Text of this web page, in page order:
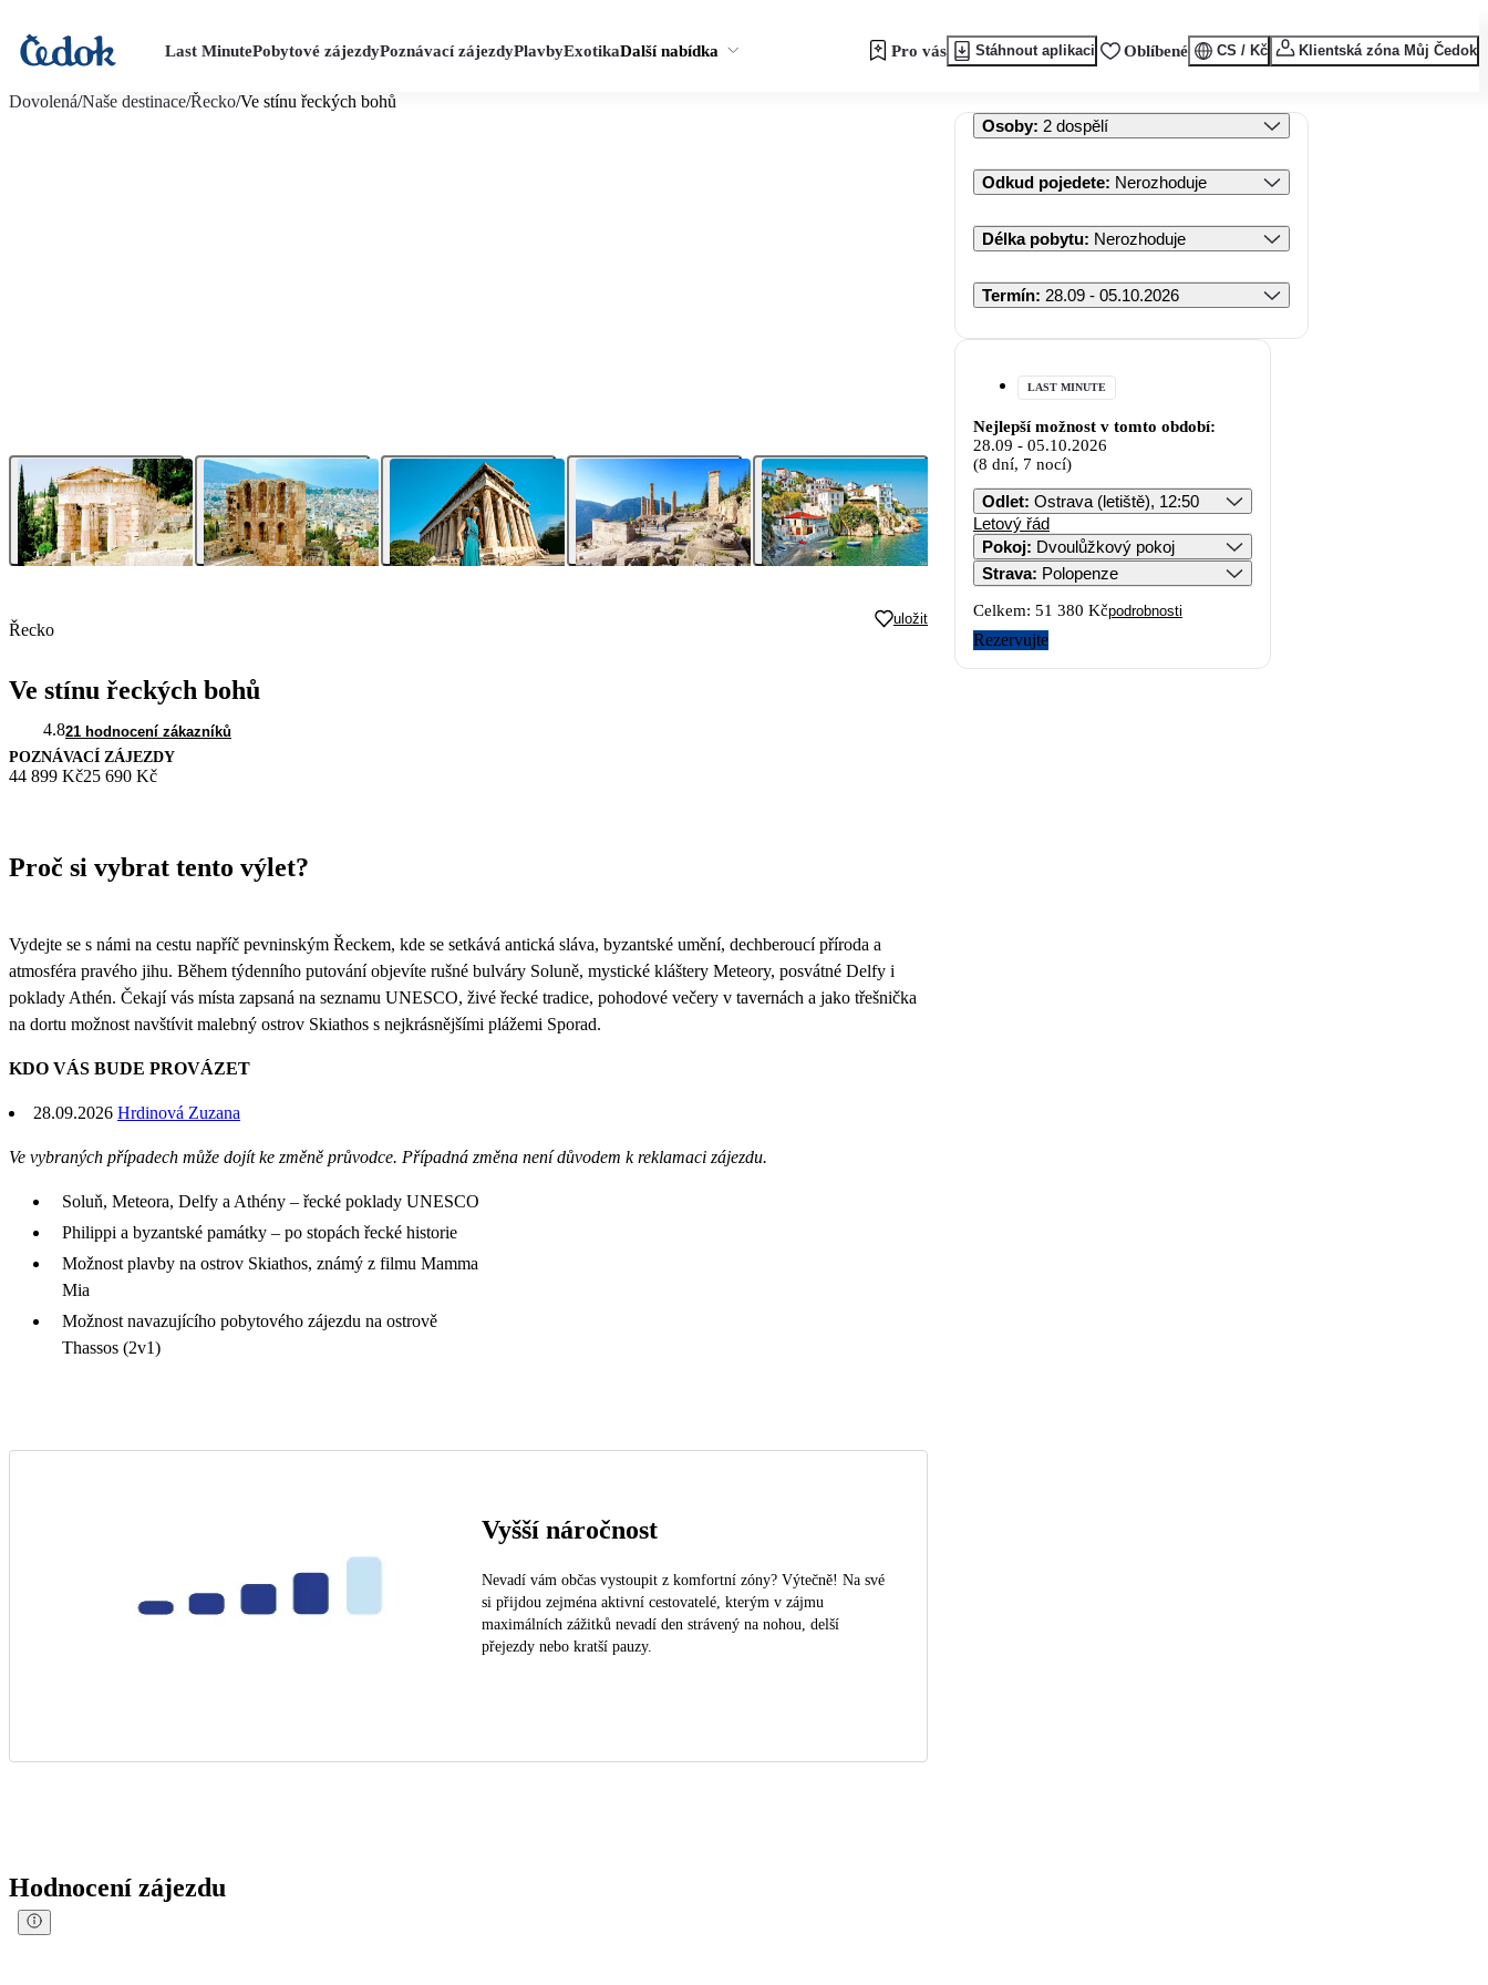
Last MinutePobytové zájezdyPoznávací zájezdyPlavbyExotikaDalší nabídka Pro vás Stáhnout aplikaci Oblíbené CS / Kč Klientská zóna Můj Čedok
Dovolená/Naše destinace/Řecko/Ve stínu řeckých bohů
Řecko
uložit
Ve stínu řeckých bohů
4.821 hodnocení zákazníků
POZNÁVACÍ ZÁJEZDY
44 899 Kč25 690 Kč
Proč si vybrat tento výlet?
Vydejte se s námi na cestu napříč pevninským Řeckem, kde se setkává antická sláva, byzantské umění, dechberoucí příroda a
atmosféra pravého jihu. Během týdenního putování objevíte rušné bulváry Soluně, mystické kláštery Meteory, posvátné Delfy i
poklady Athén. Čekají vás místa zapsaná na seznamu UNESCO, živé řecké tradice, pohodové večery v tavernách a jako třešnička
na dortu možnost navštívit malebný ostrov Skiathos s nejkrásnějšími plážemi Sporad.
KDO VÁS BUDE PROVÁZET
28.09.2026 Hrdinová Zuzana
Ve vybraných případech může dojít ke změně průvodce. Případná změna není důvodem k reklamaci zájezdu.
Soluň, Meteora, Delfy a Athény – řecké poklady UNESCO
Philippi a byzantské památky – po stopách řecké historie
Možnost plavby na ostrov Skiathos, známý z filmu Mamma
Mia
Možnost navazujícího pobytového zájezdu na ostrově
Thassos (2v1)
Vyšší náročnost
Nevadí vám občas vystoupit z komfortní zóny? Výtečně! Na své
si přijdou zejména aktivní cestovatelé, kterým v zájmu
maximálních zážitků nevadí den strávený na nohou, delší
přejezdy nebo kratší pauzy.
Hodnocení zájezdu
Osoby: 2 dospělí
Odkud pojedete: Nerozhoduje
Délka pobytu: Nerozhoduje
Termín: 28.09 - 05.10.2026
LAST MINUTE
Nejlepší možnost v tomto období:
28.09 - 05.10.2026
(8 dní, 7 nocí)
Odlet: Ostrava (letiště), 12:50
Letový řád
Pokoj: Dvoulůžkový pokoj
Strava: Polopenze
Celkem: 51 380 Kčpodrobnosti
Rezervujte